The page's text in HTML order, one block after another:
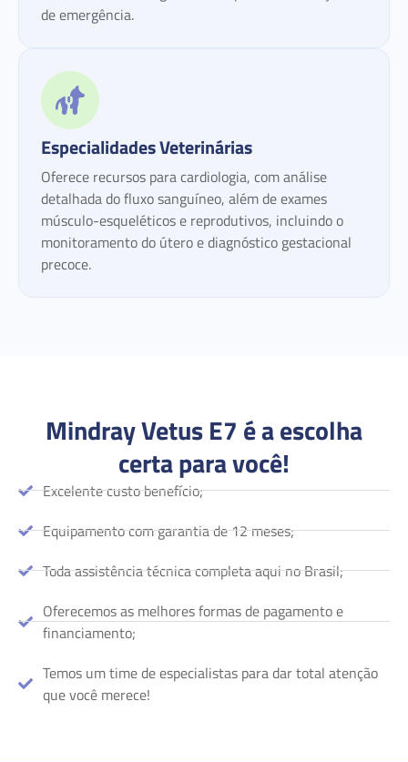
de emergência.
Especialidades Veterinárias
Oferece recursos para cardiologia, com análise
detalhada do fluxo sanguíneo, além de exames
músculo-esqueléticos e reprodutivos, incluindo o
monitoramento do útero e diagnóstico gestacional
precoce.
Mindray Vetus E7 é a escolha
certa para você!
Excelente custo benefício;
Equipamento com garantia de 12 meses;
Toda assistência técnica completa aqui no Brasil;
Oferecemos as melhores formas de pagamento e
financiamento;
Temos um time de especialistas para dar total atenção
que você merece!